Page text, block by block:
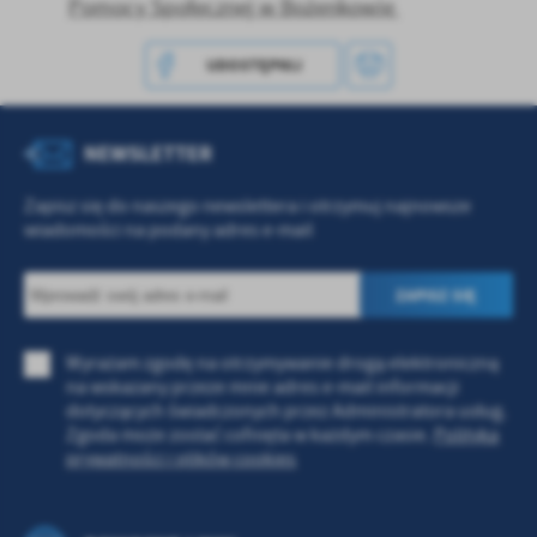
Pomocy Społecznej w Bożenkowie
UDOSTĘPNIJ
NEWSLETTER
Zapisz się do naszego newslettera i otrzymuj najnowsze
wiadomości na podany adres e-mail
Wyrażam zgodę na otrzymywanie drogą elektroniczną
na wskazany przeze mnie adres e-mail informacji
dotyczących świadczonych przez Administratora usług.
Zgoda może zostać cofnięta w każdym czasie.
Polityka
prywatności i plików cookies
Firmy te działają w charakterze pośredników prezentujących nasze